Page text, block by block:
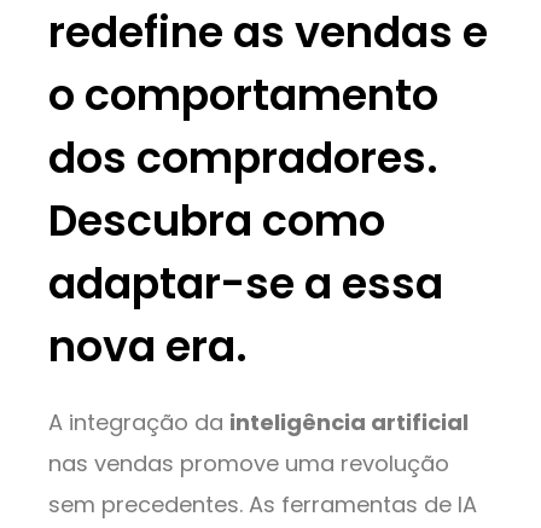
redefine as vendas e
o comportamento
dos compradores.
Descubra como
adaptar-se a essa
nova era.
A integração da inteligência artificial
nas vendas promove uma revolução
sem precedentes. As ferramentas de IA